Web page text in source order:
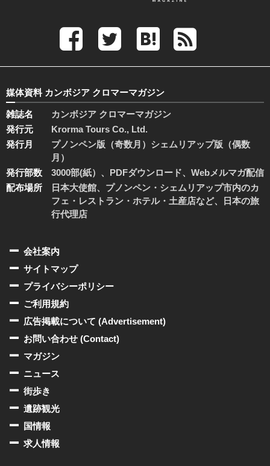
媒体資料 カンボジア クロマーマガジン
雑誌名
カンボジア クロマーマガジン
発行元
Krorma Tours Co., Ltd.
発行月
プノンペン版（奇数月）シェムリアップ版（偶数
月）
発行部数
3000部(紙）、PDFダウンロード、Webメルマガ配信
配布場所
日本大使館、プノンペン・シェムリアップ市内のカ
フェ・レストラン・ホテル・土産店など、日本の旅
行代理店
会社案内
サイトマップ
プライバシーポリシー
ご利用規約
広告掲載について (Advertisement)
お問い合わせ (Contact)
マガジン
ニュース
街歩き
遺跡観光
国情報
求人情報